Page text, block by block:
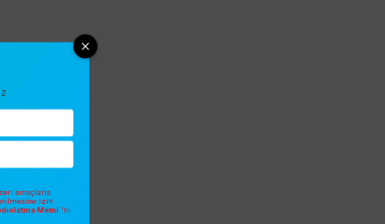
amaçlarla
izin
Metni 'ni